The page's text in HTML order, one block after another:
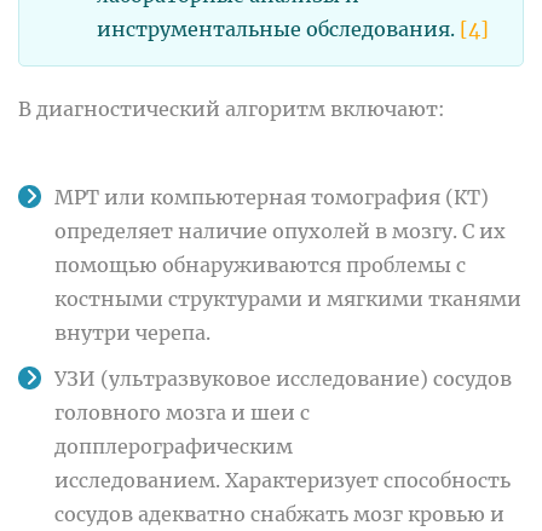
инструментальные обследования. [4]
В диагностический алгоритм включают:
МРТ или компьютерная томография (КТ)
определяет наличие опухолей в мозгу. С их
помощью обнаруживаются проблемы с
костными структурами и мягкими тканями
внутри черепа.
УЗИ (ультразвуковое исследование) сосудов
головного мозга и шеи с
допплерографическим
исследованием. Характеризует способность
сосудов адекватно снабжать мозг кровью и